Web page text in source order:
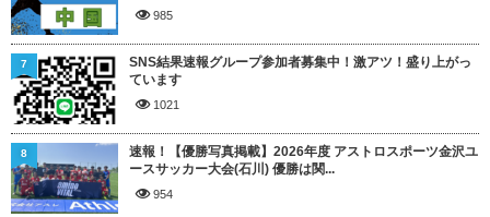
985
SNS結果速報グループ参加者募集中！激アツ！盛り上がっ
ています
1021
7
速報！【優勝写真掲載】2026年度 アストロスポーツ金沢ユ
ースサッカー大会(石川) 優勝は関...
954
8